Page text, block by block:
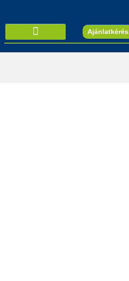
Ajánlatkérés